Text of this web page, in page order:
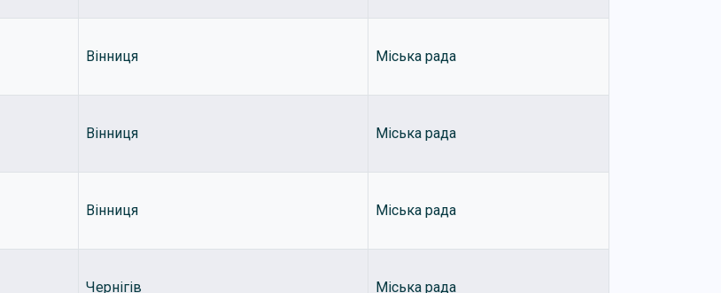
Вінниця Міська рада
Вінниця Міська рада
Вінниця Міська рада
Чернігів Міська рада